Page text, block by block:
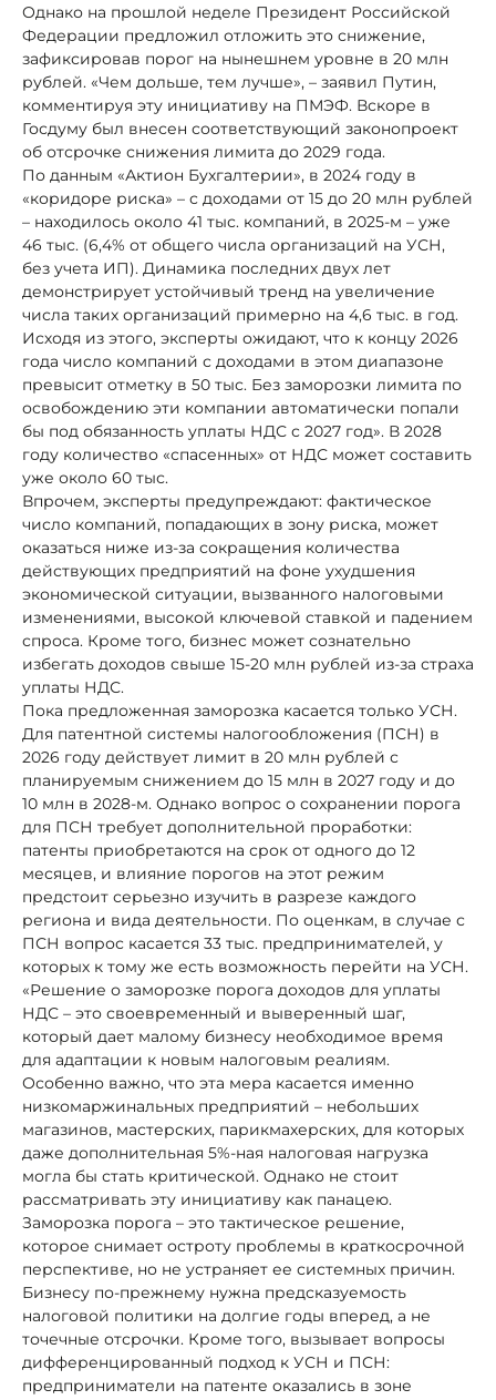
Однако на прошлой неделе Президент Российской
Федерации предложил отложить это снижение,
зафиксировав порог на нынешнем уровне в 20 млн
рублей. «Чем дольше, тем лучше», – заявил Путин,
комментируя эту инициативу на ПМЭФ. Вскоре в
Госдуму был внесен соответствующий законопроект
об отсрочке снижения лимита до 2029 года.
По данным «Актион Бухгалтерии», в 2024 году в
«коридоре риска» – с доходами от 15 до 20 млн рублей
– находилось около 41 тыс. компаний, в 2025-м – уже
46 тыс. (6,4% от общего числа организаций на УСН,
без учета ИП). Динамика последних двух лет
демонстрирует устойчивый тренд на увеличение
числа таких организаций примерно на 4,6 тыс. в год.
Исходя из этого, эксперты ожидают, что к концу 2026
года число компаний с доходами в этом диапазоне
превысит отметку в 50 тыс. Без заморозки лимита по
освобождению эти компании автоматически попали
бы под обязанность уплаты НДС с 2027 год». В 2028
году количество «спасенных» от НДС может составить
уже около 60 тыс.
Впрочем, эксперты предупреждают: фактическое
число компаний, попадающих в зону риска, может
оказаться ниже из-за сокращения количества
действующих предприятий на фоне ухудшения
экономической ситуации, вызванного налоговыми
изменениями, высокой ключевой ставкой и падением
спроса. Кроме того, бизнес может сознательно
избегать доходов свыше 15-20 млн рублей из-за страха
уплаты НДС.
Пока предложенная заморозка касается только УСН.
Для патентной системы налогообложения (ПСН) в
2026 году действует лимит в 20 млн рублей с
планируемым снижением до 15 млн в 2027 году и до
10 млн в 2028-м. Однако вопрос о сохранении порога
для ПСН требует дополнительной проработки:
патенты приобретаются на срок от одного до 12
месяцев, и влияние порогов на этот режим
предстоит серьезно изучить в разрезе каждого
региона и вида деятельности. По оценкам, в случае с
ПСН вопрос касается 33 тыс. предпринимателей, у
которых к тому же есть возможность перейти на УСН.
«Решение о заморозке порога доходов для уплаты
НДС – это своевременный и выверенный шаг,
который дает малому бизнесу необходимое время
для адаптации к новым налоговым реалиям.
Особенно важно, что эта мера касается именно
низкомаржинальных предприятий – небольших
магазинов, мастерских, парикмахерских, для которых
даже дополнительная 5%-ная налоговая нагрузка
могла бы стать критической. Однако не стоит
рассматривать эту инициативу как панацею.
Заморозка порога – это тактическое решение,
которое снимает остроту проблемы в краткосрочной
перспективе, но не устраняет ее системных причин.
Бизнесу по-прежнему нужна предсказуемость
налоговой политики на долгие годы вперед, а не
точечные отсрочки. Кроме того, вызывает вопросы
дифференцированный подход к УСН и ПСН:
предприниматели на патенте оказались в зоне